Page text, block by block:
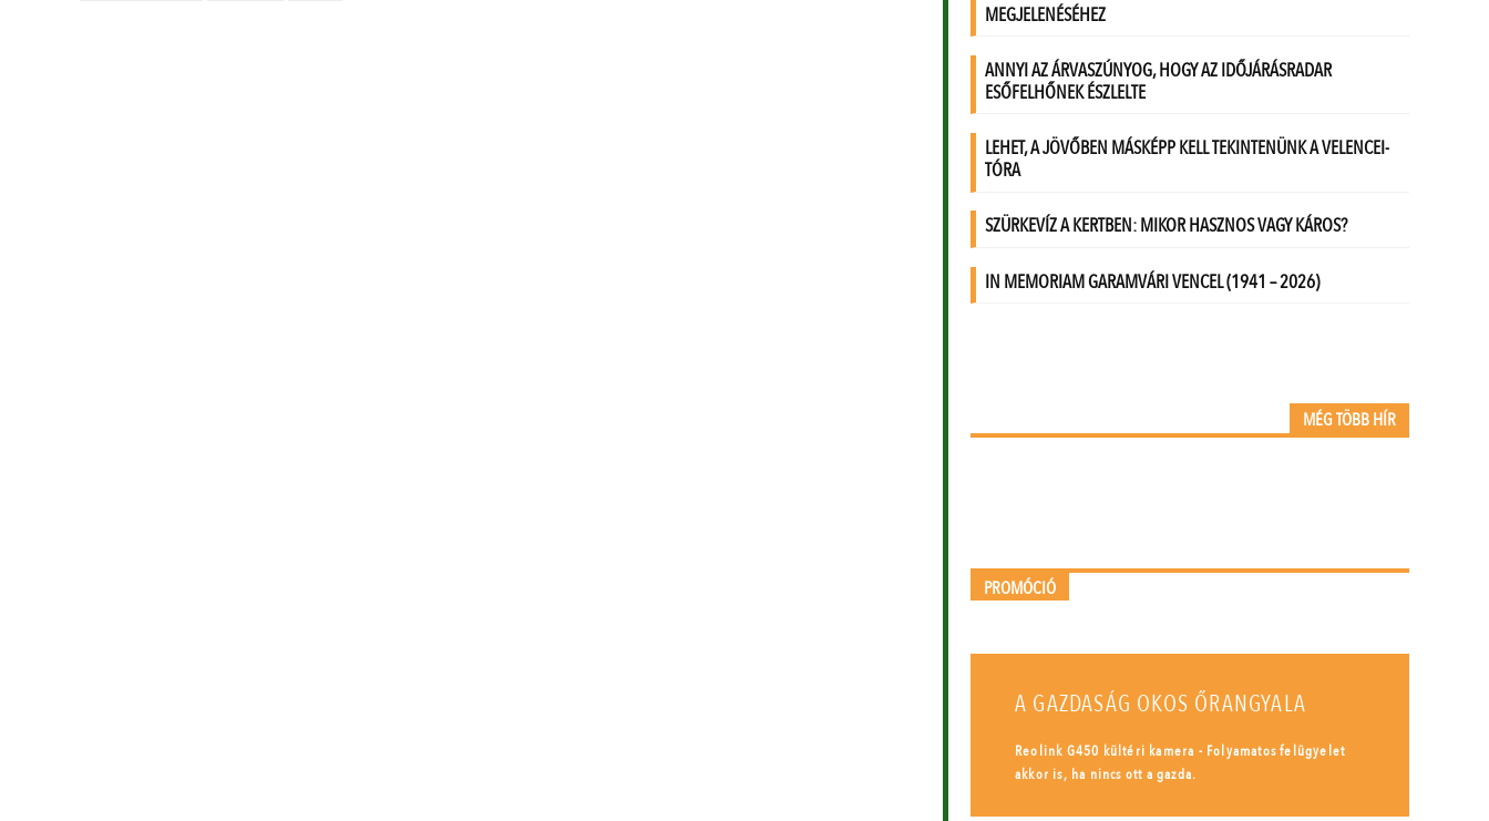
MÉG TÖBB HÍR
PROMÓCIÓ
A GAZDASÁG OKOS ŐRANGYALA
Reolink G450 kültéri kamera - Folyamatos felügyelet
akkor is, ha nincs ott a gazda.